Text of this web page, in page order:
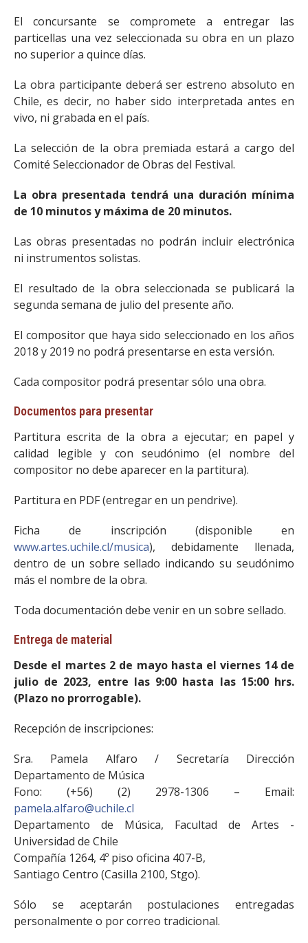
El concursante se compromete a entregar las
particellas una vez seleccionada su obra en un plazo
no superior a quince días.
La obra participante deberá ser estreno absoluto en
Chile, es decir, no haber sido interpretada antes en
vivo, ni grabada en el país.
La selección de la obra premiada estará a cargo del
Comité Seleccionador de Obras del Festival.
La obra presentada tendrá una duración mínima
de 10 minutos y máxima de 20 minutos.
Las obras presentadas no podrán incluir electrónica
ni instrumentos solistas.
El resultado de la obra seleccionada se publicará la
segunda semana de julio del presente año.
El compositor que haya sido seleccionado en los años
2018 y 2019 no podrá presentarse en esta versión.
Cada compositor podrá presentar sólo una obra.
Documentos para presentar
Partitura escrita de la obra a ejecutar; en papel y
calidad legible y con seudónimo (el nombre del
compositor no debe aparecer en la partitura).
Partitura en PDF (entregar en un pendrive).
Ficha de inscripción (disponible en
www.artes.uchile.cl/musica), debidamente llenada,
dentro de un sobre sellado indicando su seudónimo
más el nombre de la obra.
Toda documentación debe venir en un sobre sellado.
Entrega de material
Desde el martes 2 de mayo hasta el viernes 14 de
julio de 2023, entre las 9:00 hasta las 15:00 hrs.
(Plazo no prorrogable).
Recepción de inscripciones:
Sra. Pamela Alfaro / Secretaría Dirección
Departamento de Música
Fono: (+56) (2) 2978-1306 – Email:
pamela.alfaro@uchile.cl
Departamento de Música, Facultad de Artes -
Universidad de Chile
Compañía 1264, 4º piso oficina 407-B,
Santiago Centro (Casilla 2100, Stgo).
Sólo se aceptarán postulaciones entregadas
personalmente o por correo tradicional.